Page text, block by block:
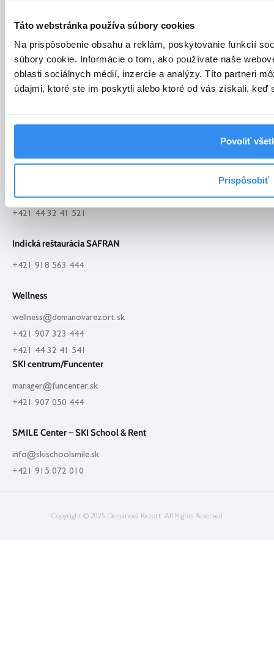
Táto webstránka používa súbory cookies
Na prispôsobenie obsahu a reklám, poskytovanie funkcií
súbory cookie. Informácie o tom, ako používate naše
oblasti sociálnych médií, inzercie a analýzy. Títo partneri
údajmi, ktoré ste im poskytli alebo ktoré od vás získali, keď
Povoliť
Prispôsobiť
+421 918 929 444 – rezervácie
+421 905 194 444
+421 44/324 15 11
+421 44/324 15 10
Rezervácia miestnosti na oslavu, kongres, teambuilding
event@demanovarezort.sk
pinusrestauracia@demanovarezort.sk
+421 44 32 41 521
Indická reštaurácia SAFRAN
+421 918 563 444
Wellness
wellness@demanovarezort.sk
+421 907 323 444
+421 44 32 41 541
SKI centrum/Funcenter
manager@funcenter.sk
+421 907 050 444
SMILE Center – SKI School & Rent
info@skischoolsmile.sk
+421 915 072 010
Copyright © 2025 Demänová Rezort. All Rights Reserved